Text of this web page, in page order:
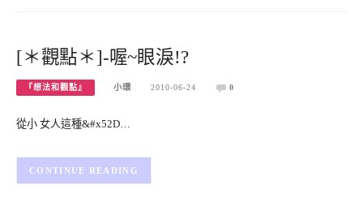
[＊觀點＊]-喔~眼淚!?
『想法和觀點』 小環 2010-06-24 0
從小 女人這種&#x52D…
CONTINUE READING